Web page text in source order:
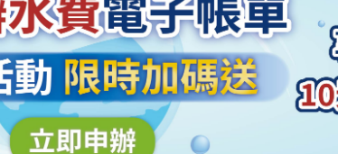
用戶提高警覺避免受騙